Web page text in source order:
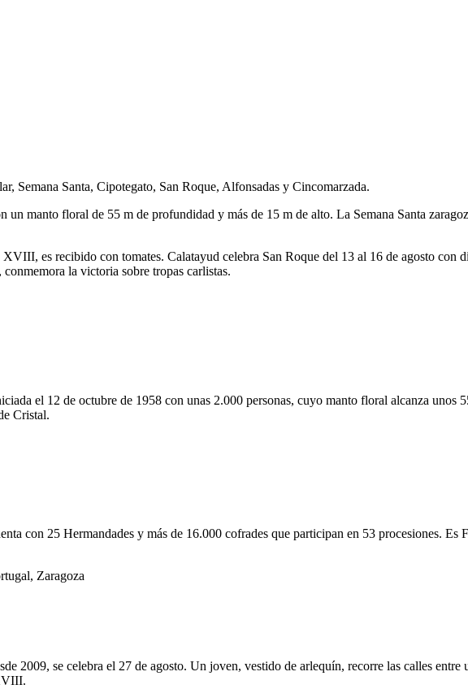
Semana Santa, Cipotegato, San Roque, Alfonsadas y Cincomarzada.
manto floral de 55 m de profundidad y más de 15 m de alto. La Semana Santa
es recibido con tomates. Calatayud celebra San Roque del 13 al 16 de agosto con
la victoria sobre tropas carlistas.
el 12 de octubre de 1958 con unas 2.000 personas, cuyo manto floral alcanza unos
Cristal.
con 25 Hermandades y más de 16.000 cofrades que participan en 53 procesiones.
Zaragoza
2009, se celebra el 27 de agosto. Un joven, vestido de arlequín, recorre las calles entre